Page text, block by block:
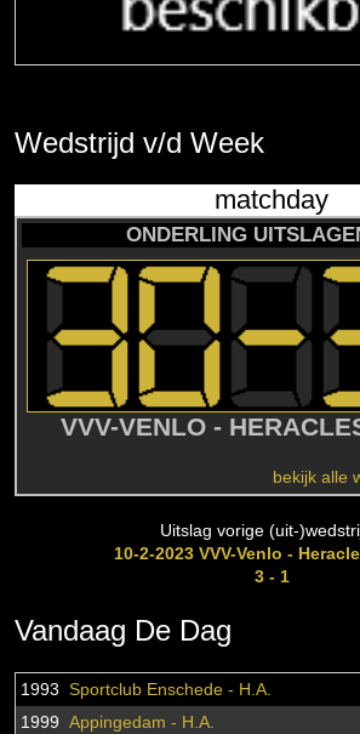
Wedstrijd v/d Week
matchday
ONDERLING
VVV-VENLO -
bekijk alle
Uitslag vorige (uit-
10-2-2023 VVV-Venlo -
3 - 1
Vandaag De Dag
1993 Sportclub Enschede - H.A.
1999 Appingedam - H.A.